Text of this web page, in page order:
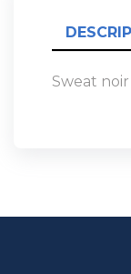
Sweat noir